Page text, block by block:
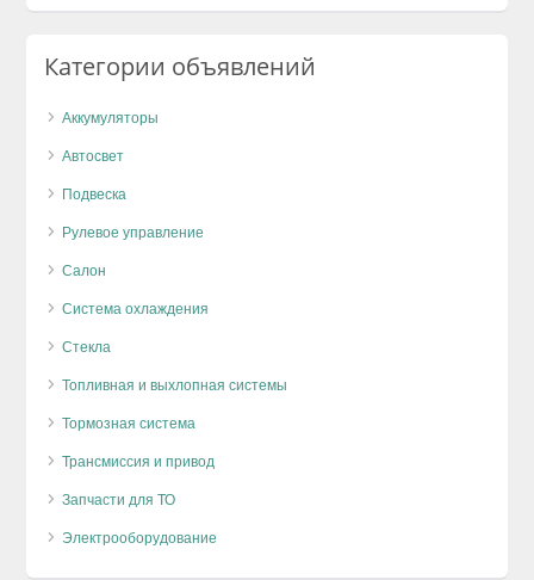
Категории объявлений
Аккумуляторы
Автосвет
Подвеска
Рулевое управление
Салон
Система охлаждения
Стекла
Топливная и выхлопная системы
Тормозная система
Трансмиссия и привод
Запчасти для ТО
Электрооборудование